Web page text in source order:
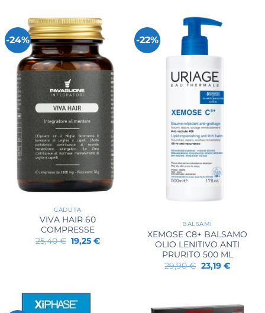
-24%
CADUTA
VIVA HAIR 60
COMPRESSE
25,40€ Il
prezzo
19,25€Il
-22%
BALSAMI
XEMOSE C8+ BALSAMO
OLIO LENITIVO ANTI
PRURITO 500 ML
29,90€ Il
prezzo
23,19 €Il